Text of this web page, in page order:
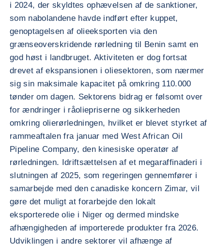
i 2024, der skyldtes ophævelsen af de sanktioner,
som nabolandene havde indført efter kuppet,
genoptagelsen af olieeksporten via den
grænseoverskridende rørledning til Benin samt en
god høst i landbruget. Aktiviteten er dog fortsat
drevet af ekspansionen i oliesektoren, som nærmer
sig sin maksimale kapacitet på omkring 110.000
tønder om dagen. Sektorens bidrag er følsomt over
for ændringer i råoliepriserne og sikkerheden
omkring olierørledningen, hvilket er blevet styrket af
rammeaftalen fra januar med West African Oil
Pipeline Company, den kinesiske operatør af
rørledningen. Idriftsættelsen af et megaraffinaderi i
slutningen af 2025, som regeringen gennemfører i
samarbejde med den canadiske koncern Zimar, vil
gøre det muligt at forarbejde den lokalt
eksporterede olie i Niger og dermed mindske
afhængigheden af importerede produkter fra 2026.
Udviklingen i andre sektorer vil afhænge af